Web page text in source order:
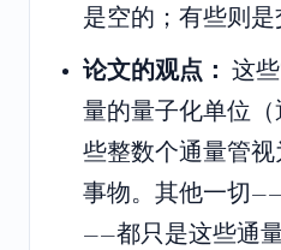
是空的；有些则是
论文的观点： 这
量的量子化单位
些整数个通量管视
事物。其他一切
——都只是这些通